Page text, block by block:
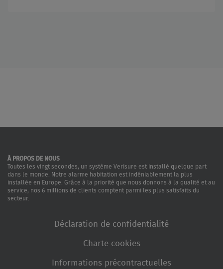
À PROPOS DE NOUS
Toutes les vingt secondes, un système Verisure est installé quelque part
dans le monde. Notre alarme habitation est indéniablement la plus
installée en Europe. Grâce à la priorité que nous donnons à la qualité et au
service, nos 6 millions de clients comptent parmi les plus satisfaits du
secteur.
Déclaration de confidentialité
Charte cookies
Informations précontractuelles